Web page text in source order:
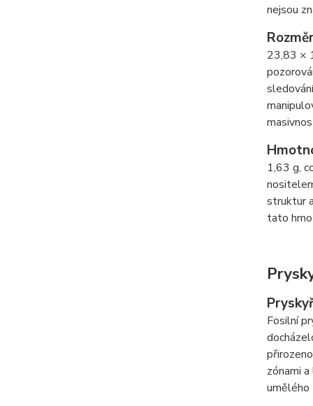
nejsou
23,83 ×
1,63 g,
struktur
tato
Fosilní
zónami
umělého